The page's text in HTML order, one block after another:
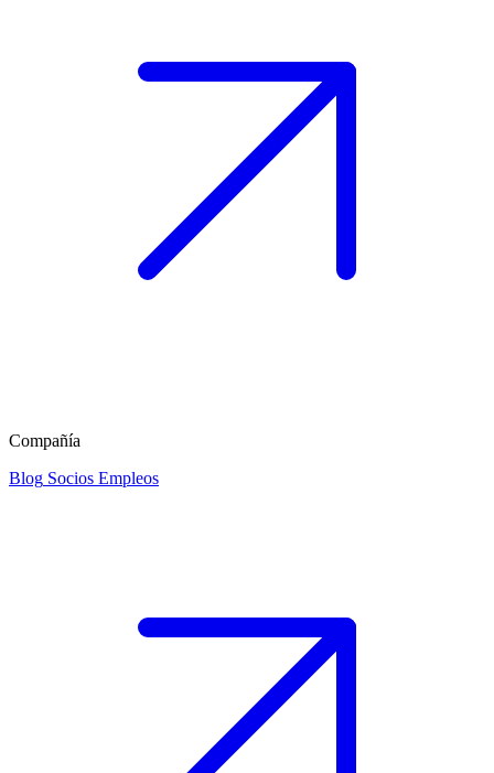
Compañía
Blog Socios Empleos